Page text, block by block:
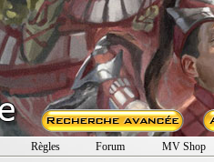
Règles Forum MV Shop